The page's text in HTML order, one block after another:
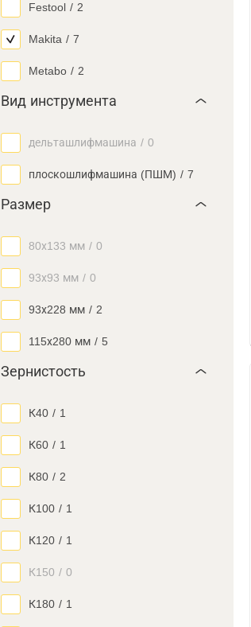
Festool / 2
Makita / 7
Metabo / 2
Вид инструмента
дельташлифмашина / 0
плоскошлифмашина (ПШМ) / 7
Размер
80х133 мм / 0
93х93 мм / 0
93х228 мм / 2
115х280 мм / 5
Зернистость
К40 / 1
К60 / 1
К80 / 2
К100 / 1
К120 / 1
К150 / 0
К180 / 1